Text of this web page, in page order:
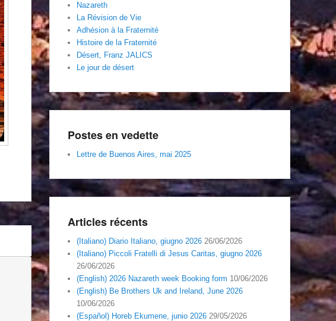
Nazareth
La Révision de Vie
Adhésion à la Fraternité
Histoire de la Fraternité
Désert, Franz JALICS
Le jour de désert
Postes en vedette
Lettre de Buenos Aires, mai 2025
Articles récents
(Italiano) Diario Italiano, giugno 2026 26/06/2026
(Italiano) Piccoli Fratelli di Jesus Caritas, giugno 2026
26/06/2026
(English) 2026 Nazareth week Booking form 10/06/2026
(English) Be Brothers Uk and Ireland, June 2026
10/06/2026
(Español) Horeb Ekumene, junio 2026 29/05/2026